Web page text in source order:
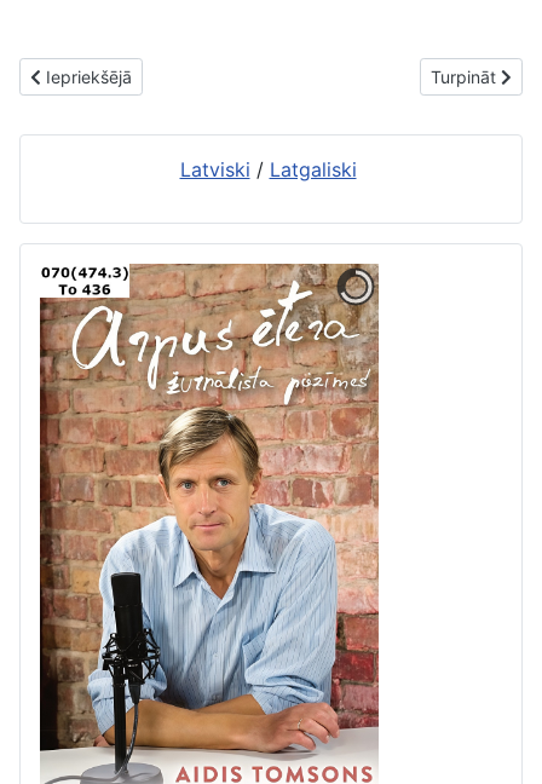
Iepriekšējais raksts: Drošāka interneta dienas aktivitātes RCB
Iepriekšējā Nākamais
Turpināt
Latviski / Latgaliski